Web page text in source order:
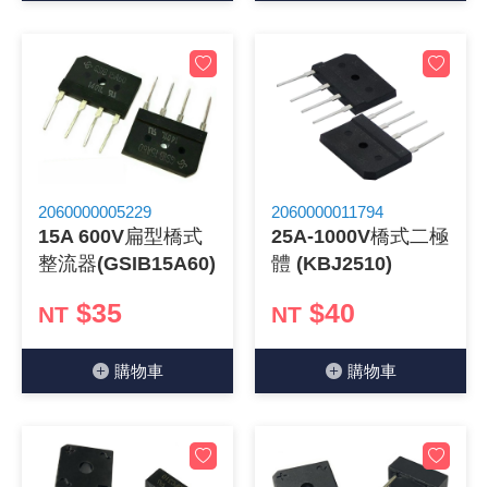
2060000005229
15A 600V扁型橋式
整流器(GSIB15A60)
NT $35
購物⾞
2060000011794
25A-1000V橋式二極
體 (KBJ2510)
NT $40
購物⾞